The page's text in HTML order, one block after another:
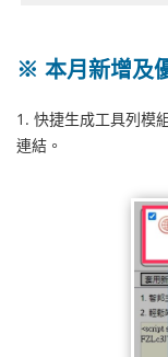
※ 本月新增及
1. 快捷生成工具列模
連結。